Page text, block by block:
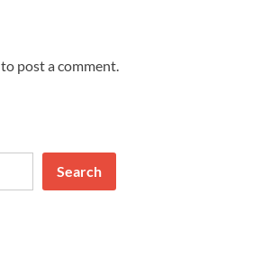
to post a comment.
Search